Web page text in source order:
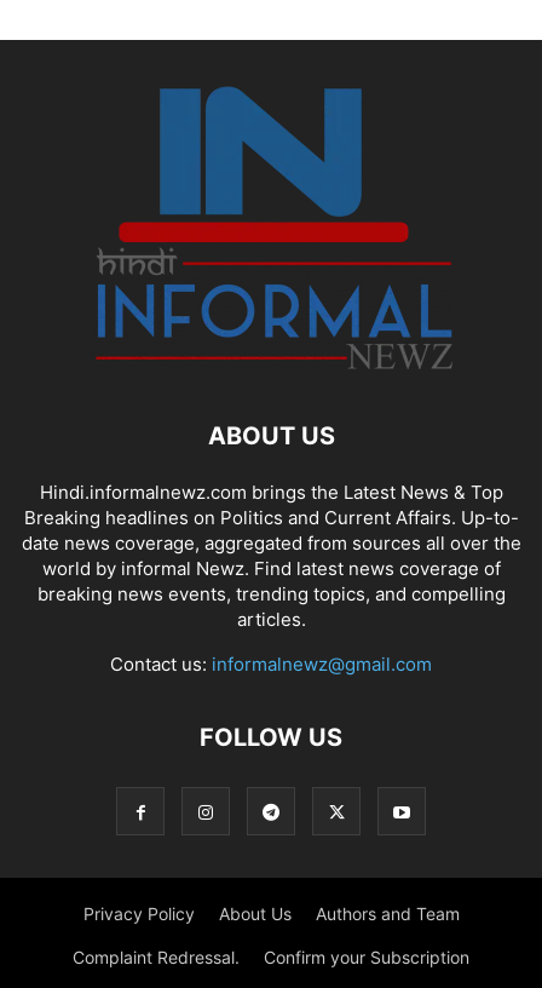
ABOUT US
Hindi.informalnewz.com brings the Latest News & Top
Breaking headlines on Politics and Current Affairs. Up-to-
date news coverage, aggregated from sources all over the
world by informal Newz. Find latest news coverage of
breaking news events, trending topics, and compelling
articles.
Contact us: informalnewz@gmail.com
FOLLOW US
Privacy Policy About Us Authors and Team
Complaint Redressal. Confirm your Subscription